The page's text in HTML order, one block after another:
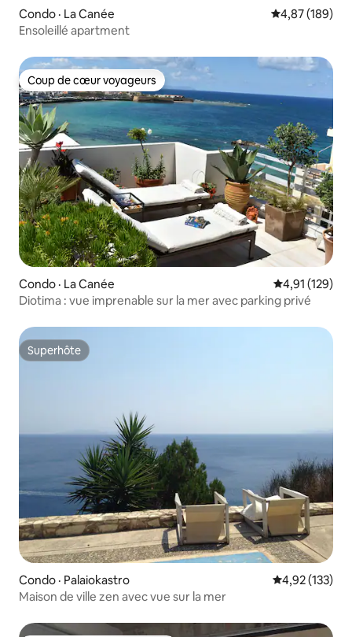
Condo · La Canée Note
4,87 (189)
Ensoleillé apartment
Coup de cœur voyageurs
Coup de cœur voyageurs
Condo · La Canée Note
4,91 (129)
Diotima : vue imprenable sur la mer avec parking privé
Superhôte
Superhôte
Condo · Palaiokastro Note
4,92 (133)
Maison de ville zen avec vue sur la mer